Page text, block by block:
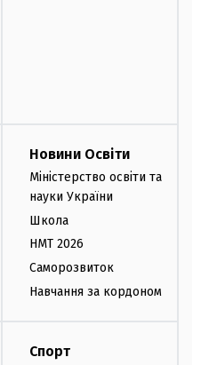
Новини Освіти
Міністерство освіти та
науки України
Школа
НМТ 2026
Саморозвиток
Навчання за кордоном
Спорт